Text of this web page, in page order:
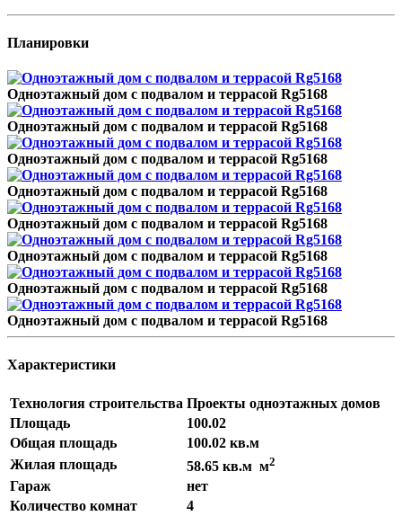
Планировки
Одноэтажный дом с подвалом и террасой Rg5168
Одноэтажный дом с подвалом и террасой Rg5168
Одноэтажный дом с подвалом и террасой Rg5168
Одноэтажный дом с подвалом и террасой Rg5168
Одноэтажный дом с подвалом и террасой Rg5168
Одноэтажный дом с подвалом и террасой Rg5168
Одноэтажный дом с подвалом и террасой Rg5168
Одноэтажный дом с подвалом и террасой Rg5168
Характеристики
Технология строительства Проекты одноэтажных домов
Площадь
100.02
Общая площадь
100.02 кв.м
Жилая площадь
58.65 кв.м м2
Гараж
нет
Количество комнат
4